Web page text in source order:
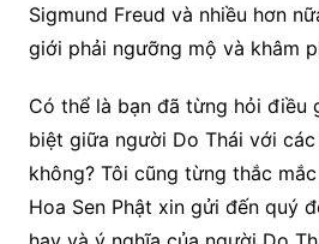
Sigmund Freud và nhiều hơn
giới phải ngưỡng mộ và khâm
Có thể là bạn đã từng hỏi điều
biệt giữa người Do Thái với
không? Tôi cũng từng thắc
Hoa Sen Phật xin gửi đến quý